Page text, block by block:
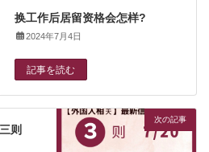
换工作后居留资格会怎样?
2024年7月4日
記事を読む
次の記事
则